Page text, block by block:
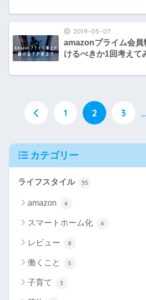
2019-05-07
amazonプライム会員
けるべきか1回考えて
1 2 3 …
カテゴリー
ライフスタイル 35
amazon 4
スマートホーム化 4
レビュー 8
働くこと 5
子育て 3